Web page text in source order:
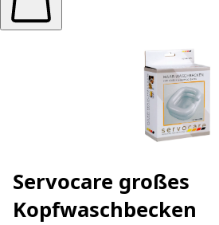
Servocare großes
Kopfwaschbecken